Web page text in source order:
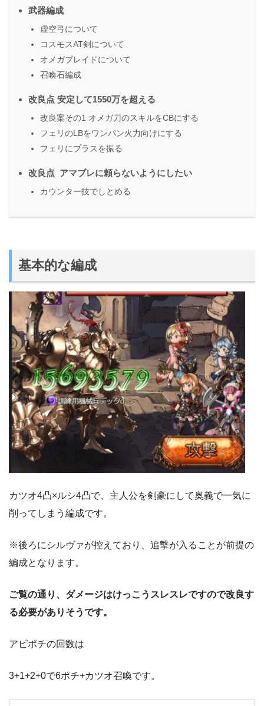
武器編成
虚空弓について
コスモスAT剣について
オメガブレイドについて
召喚石編成
改良点 安定して1550万を超える
改良案その1 オメガ刀のスキルをCBにする
フェリのLBをワンパン火力向けにする
フェリにプラスを振る
改良点 アマブレに頼らないようにしたい
カウンター技でしとめる
基本的な編成
カツオ4凸×ルシ4凸で、主人公を剣豪にして奥義で一気に
削ってしまう編成です。
※後ろにシルヴァが控えており、追撃が入ることが前提の
編成となります。
ご覧の通り、ダメージはけっこうスレスレですので改良す
る必要がありそうです。
アビポチの回数は
3+1+2+0で6ポチ+カツオ召喚です。